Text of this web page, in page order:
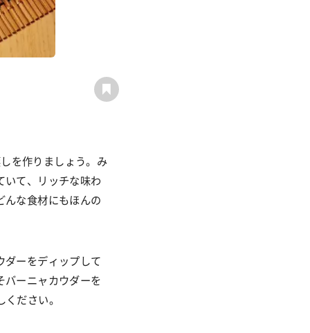
を作りましょう。み
いて、リッチな味わ
んな食材にもほんの
ダーをディップして
バーニャカウダーを
ださい。